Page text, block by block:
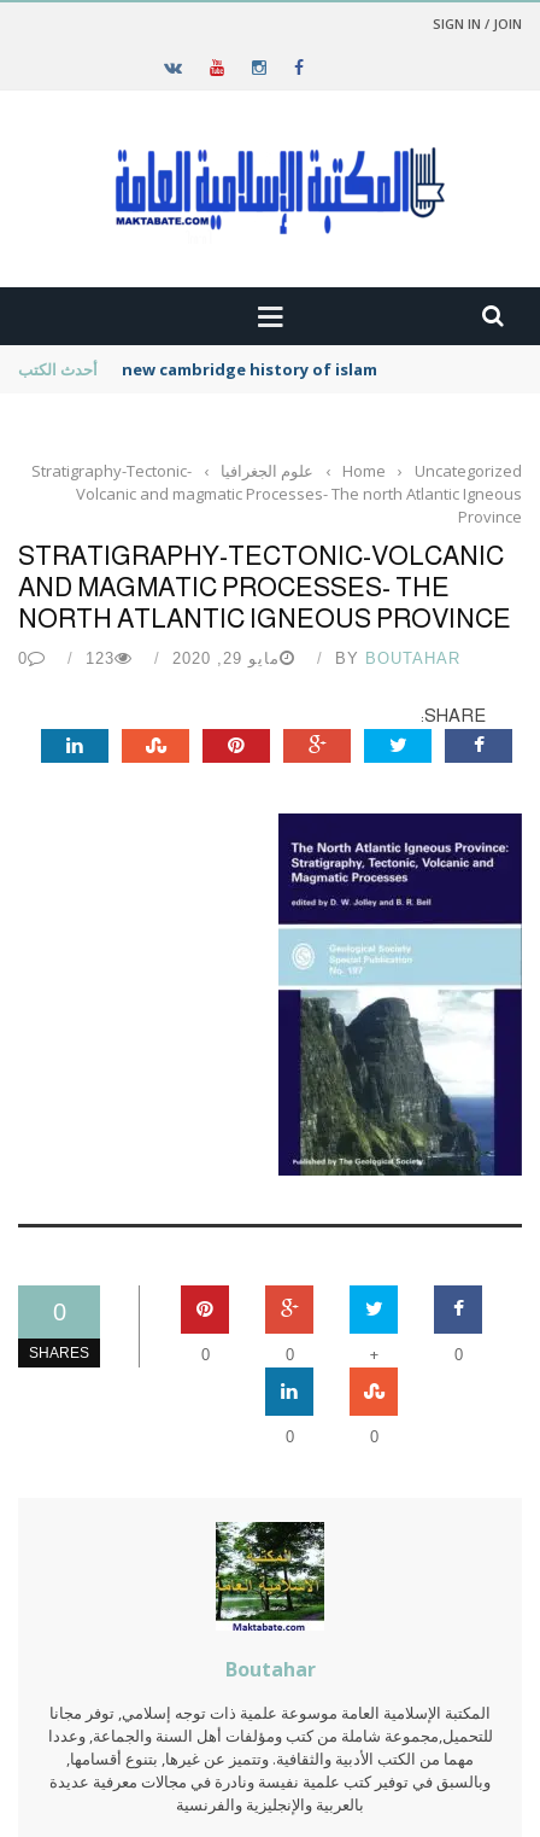
SIGN IN / JOIN
أحدث الكتب new cambridge history of islam
Home › Uncategorized
› علوم الجغرافيا ›
Stratigraphy-Tectonic-
Volcanic and magmatic Processes- The north Atlantic Igneous
Province
STRATIGRAPHY-TECTONIC-VOLCANIC
AND MAGMATIC PROCESSES- THE
NORTH ATLANTIC IGNEOUS PROVINCE
BY BOUTAHAR مايو 29, 2020 123
0
SHARE:
0
SHARES 0
+
0
0
0
0
Boutahar
المكتبة الإسلامية العامة موسوعة علمية ذات توجه إسلامي, توفر مجانا
للتحميل,مجموعة شاملة من كتب ومؤلفات أهل السنة والجماعة, وعددا
مهما من الكتب الأدبية والثقافية. وتتميز عن غيرها, بتنوع أقسامها,
وبالسبق في توفير كتب علمية نفيسة ونادرة في مجالات معرفية عديدة
بالعربية والإنجليزية والفرنسية